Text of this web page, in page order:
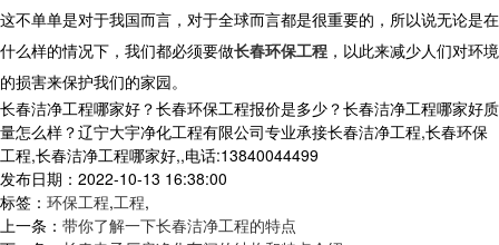
这不单单是对于我国而言，对于全球而言都是很重要的，所以说无论是在
什么样的情况下，我们都必须要做长春环保工程 ，以此来减少人们对环境
的损害来保护我们的家园。
长春洁净工程哪家好？长春环保工程报价是多少？长春洁净工程哪家好质
量怎么样？辽宁大宇净化工程有限公司专业承接长春洁净工程,长春环保
工程,长春洁净工程哪家好,,电话:13840044499
发布日期：2022-10-13 16:38:00
标签： 环保工程,工程,
上一条： 带你了解一下长春洁净工程的特点